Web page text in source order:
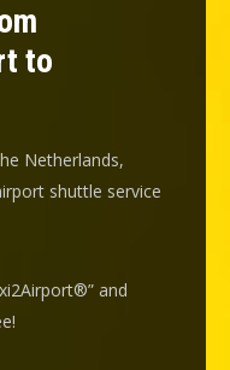
to
Netherlands,
shuttle service
and
!